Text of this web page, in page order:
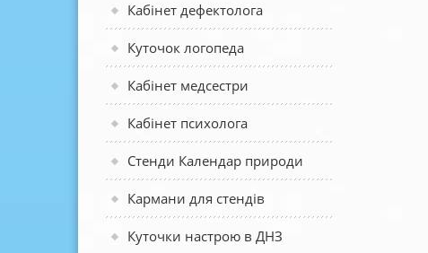
Кабінет дефектолога
Куточок логопеда
Кабінет медсестри
Кабінет психолога
Стенди Календар природи
Кармани для стендів
Куточки настрою в ДНЗ